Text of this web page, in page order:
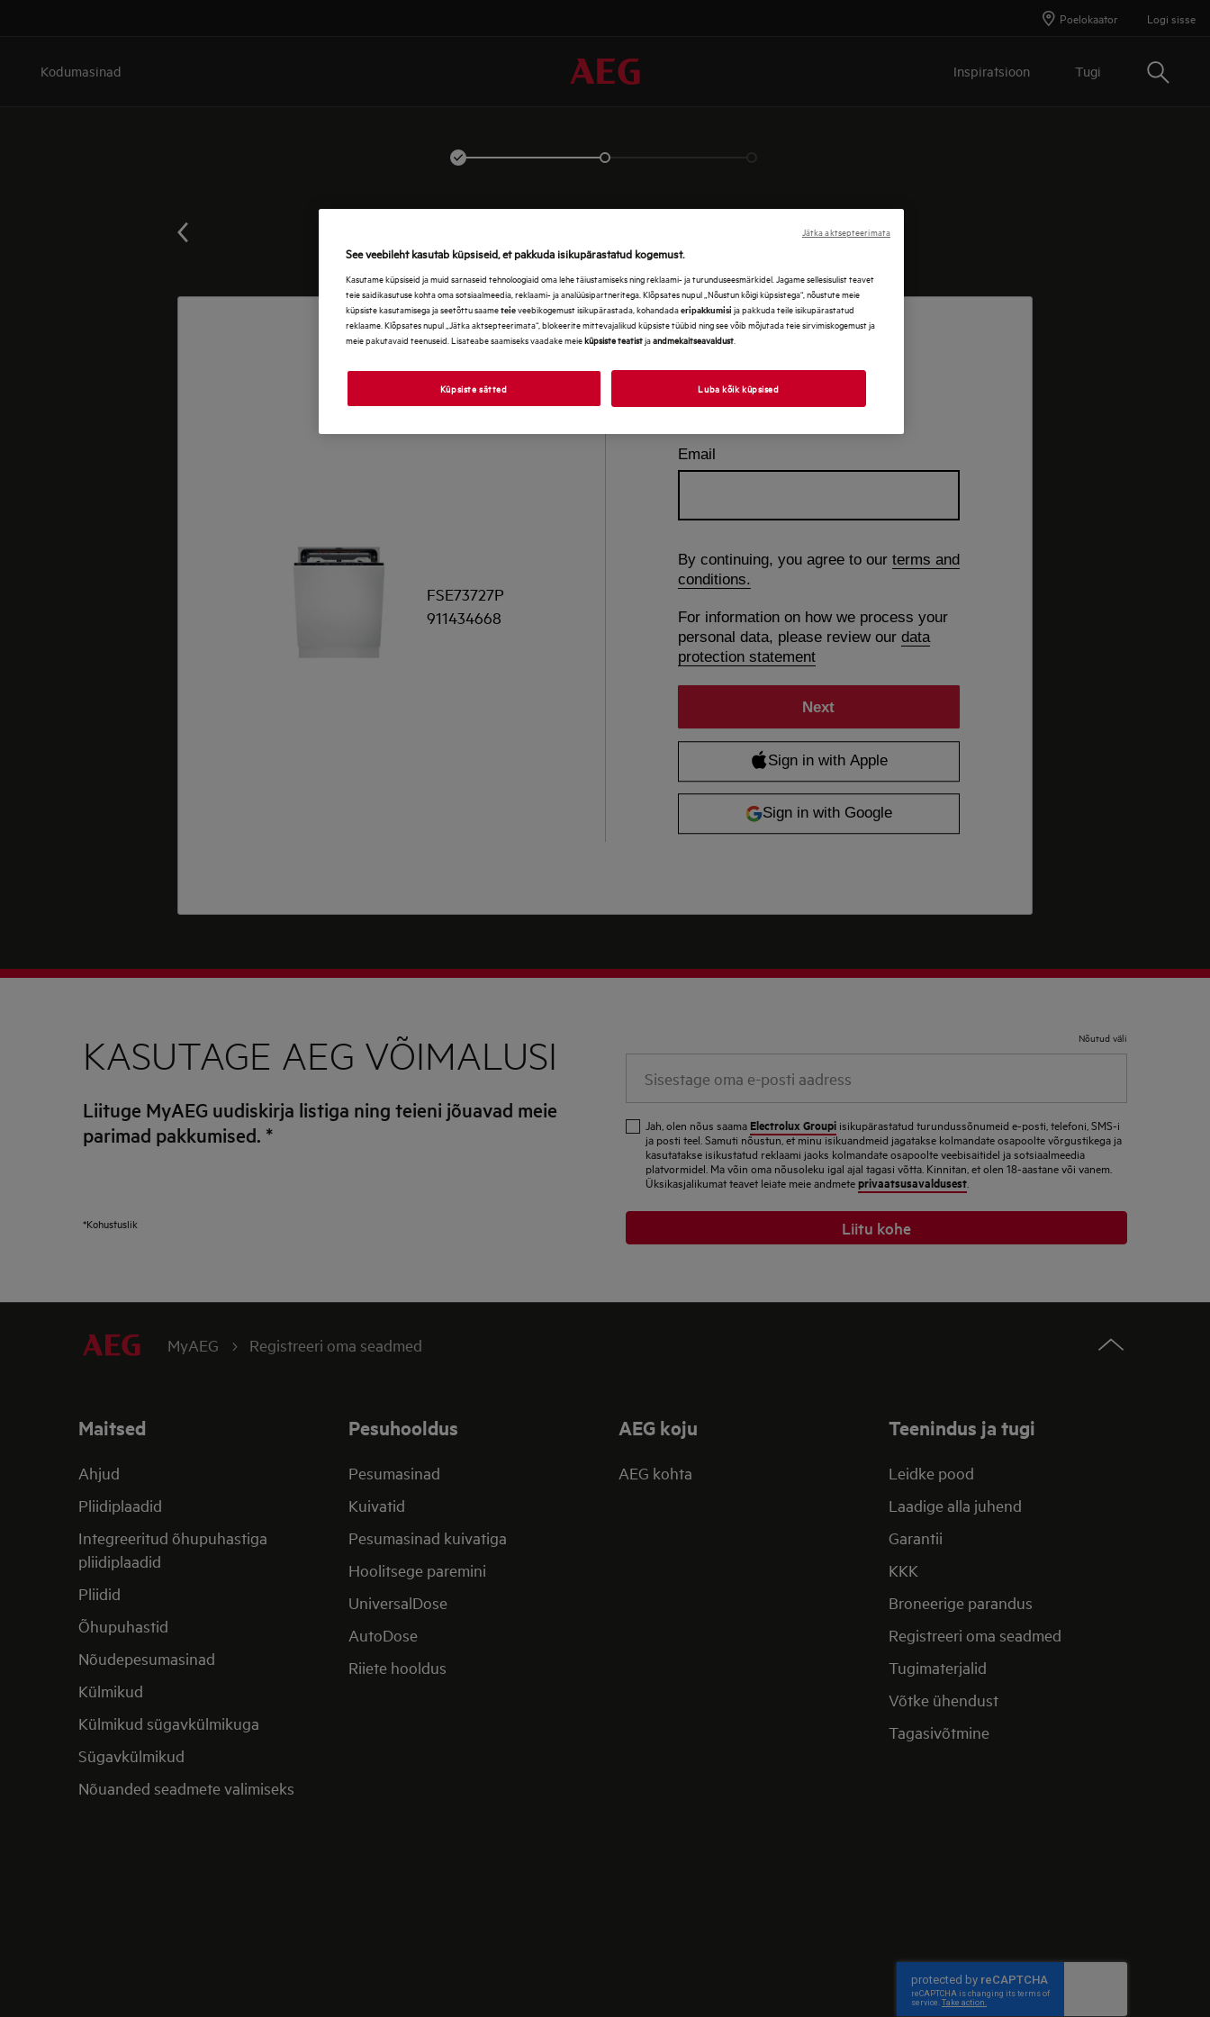
Poelokaator Logi sisse
Kodumasinad Inspiratsioon Tugi Otsing
FSE73727P
911434668
Email
By continuing, you agree to our terms and
conditions.
For information on how we process your
personal data, please review our data
protection statement
KASUTAGE AEG VÕIMALUSI
Liituge MyAEG uudiskirja listiga ning teieni jõuavad meie
parimad pakkumised. *
*Kohustuslik
Nõutud väli
Jah, olen nõus saama Electrolux Groupi isikupärastatud turundussõnumeid e-posti, telefoni, SMS-i
ja posti teel. Samuti nõustun, et minu isikuandmeid jagatakse kolmandate osapoolte võrgustikega ja
kasutatakse isikustatud reklaami jaoks kolmandate osapoolte veebisaitidel ja sotsiaalmeedia
platvormidel. Ma võin oma nõusoleku igal ajal tagasi võtta. Kinnitan, et olen 18-aastane või vanem.
Üksikasjalikumat teavet leiate meie andmeteprivaatsusavaldusest
Liitu kohe
MyAEG Registreeri oma seadmed
Maitsed
Ahjud
Pliidiplaadid
Integreeritud õhupuhastiga
pliidiplaadid
Pliidid
Õhupuhastid
Nõudepesumasinad
Külmikud
Külmikud sügavkülmikuga
Sügavkülmikud
Nõuanded seadmete valimiseks
Pesuhooldus
Pesumasinad
Kuivatid
Pesumasinad kuivatiga
Hoolitsege paremini
UniversalDose
AutoDose
Riiete hooldus
AEG koju
AEG kohta
Teenindus ja tugi
Leidke pood
Laadige alla juhend
Garantii
KKK
Broneerige parandus
Registreeri oma seadmed
Tugimaterjalid
Võtke ühendust
Tagasivõtmine
See veebileht kasutab küpsiseid, et pakkuda isikupärastatud kogemust.
Kasutame küpsiseid ja muid sarnaseid tehnoloogiaid oma lehe täiustamiseks ning reklaami- ja turunduseesmärkidel. Jagame sellesisulist teavet
teie saidikasutuse kohta oma sotsiaalmeedia, reklaami- ja analüüsipartneritega. Klõpsates nupul „Nõustun kõigi küpsistega“, nõustute meie
küpsiste kasutamisega ja seetõttu saameteieveebikogemust isikupärastada, kohandadaeripakkumisi ja pakkuda teile isikupärastatud
reklaame. Klõpsates nupul „Jätka aktsepteerimata“, blokeerite mittevajalikud küpsiste tüübid ning see võib mõjutada teie sirvimiskogemust ja
meie pakutavaid teenuseid. Lisateabe saamiseks vaadake meieküpsiste teatistjaandmekaitseavaldust
Küpsiste sätted Luba kõik küpsised
Jätka aktsepteerimata